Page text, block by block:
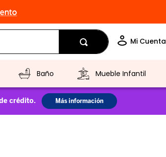
Baño Mueble Infantil